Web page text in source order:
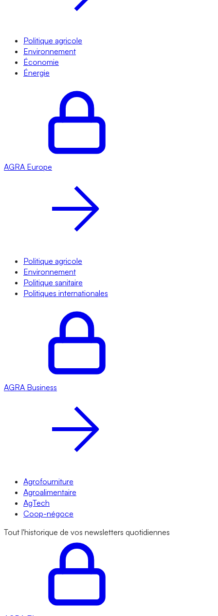
Politique agricole
Environnement
Économie
Énergie
AGRA Europe
Politique agricole
Environnement
Politique sanitaire
Politiques internationales
AGRA Business
Agrofourniture
Agroalimentaire
AgTech
Coop-négoce
Tout l'historique de vos newsletters quotidiennes